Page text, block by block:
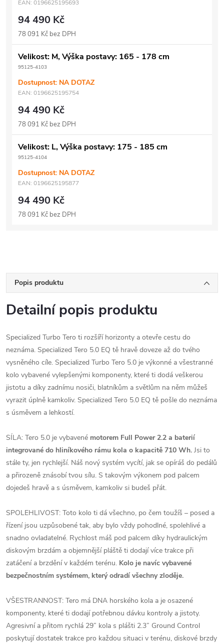
EAN: 0196625195693
94 490 Kč
78 091 Kč bez DPH
Velikost: M, Výška postavy: 165 - 178 cm
95125-4103
Dostupnost: NA DOTAZ
EAN: 0196625195754
94 490 Kč
78 091 Kč bez DPH
Velikost: L, Výška postavy: 175 - 185 cm
95125-4104
Dostupnost: NA DOTAZ
EAN: 0196625195877
94 490 Kč
78 091 Kč bez DPH
Popis produktu
Detailní popis produktu
Specialized Turbo Tero ti rozšíří horizonty a otevře cestu do
neznáma. Specialized Tero 5.0 EQ tě hravě doveze až do tvého
vysněného cíle. Specialized Turbo Tero 5.0 je výkonné a všestranné
kolo vybavené vylepšenými komponenty, které ti dodá veškerou
jistotu a díky zadnímu nosiči, blatníkům a světlům na něm můžeš
vyrazit úplně kamkoliv. Specialized Tero 5.0 EQ tě pošle do neznáma
s úsměvem a lehkostí.
SÍLA: Tero 5.0 je vybavené motorem Full Power 2.2 a baterií
integrované do hliníkového rámu kola o kapacitě 710 Wh. Jsi to
stále ty, jen rychlejší. Náš nový systém vycítí, jak se opíráš do pedálů
a přirozeně znásobí tvou sílu. S takovým výkonem pod palcem
dojedeš hravě a s úsměvem, kamkoliv si budeš přát.
SPOLEHLIVOST: Toto kolo ti dá všechno, po čem toužíš – posed a
řízení jsou uzpůsobené tak, aby bylo vždy pohodlné, spolehlivé a
snadno ovladatelné. Rychlost máš pod palcem díky hydraulickým
diskovým brzdám a objemnější pláště ti dodají více trakce při
zatáčení a brzdění v každém terénu. Kolo je navíc vybavené
bezpečnostním systémem, který odradí všechny zloděje.
VŠESTRANNOST: Tero má DNA horského kola a je osazené
komponenty, které ti dodají potřebnou dávku kontroly a jistoty.
Agresivní a přitom rychlá 29” kola s plášti 2.3” Ground Control
poskytují dostatek trakce pro každou situaci v terénu, diskové brzdy